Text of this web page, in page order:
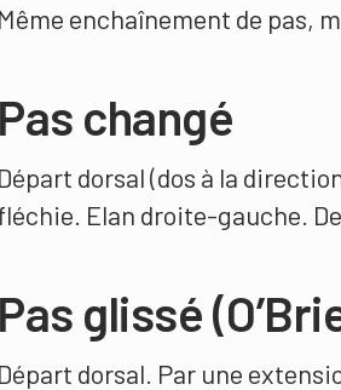
Même enchaînement de pas,
Pas changé
Départ dorsal (dos à la
Elan droite-gauche.
Pas glissé
Départ dorsal. Par une